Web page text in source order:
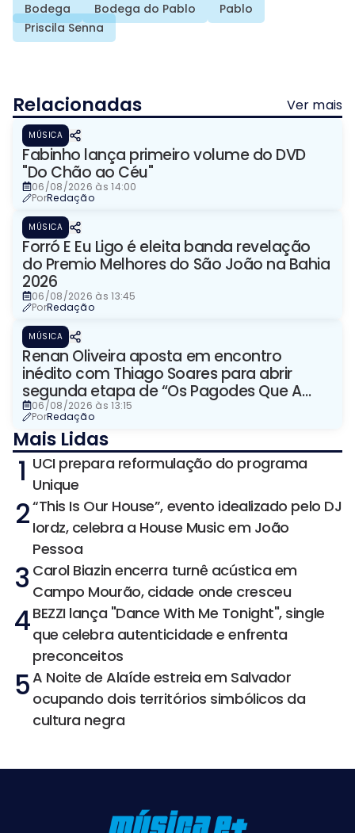
Bodega Bodega do Pablo
Pablo
Priscila Senna
Relacionadas Ver mais
MÚSICA
Fabinho lança primeiro volume do DVD
"Do Chão ao Céu"
06/08/2026 às 14:00
PorRedação
MÚSICA
Forró E Eu Ligo é eleita banda revelação
do Premio Melhores do São João na Bahia
2026
06/08/2026 às 13:45
PorRedação
MÚSICA
Renan Oliveira aposta em encontro
inédito com Thiago Soares para abrir
segunda etapa de “Os Pagodes Que A
Gente Gosta”
06/08/2026 às 13:15
PorRedação
Mais Lidas
1 UCI prepara reformulação do programa
Unique
2“This Is Our House”, evento idealizado pelo DJ
Iordz, celebra a House Music em João
Pessoa
3 Carol Biazin encerra turnê acústica em
Campo Mourão, cidade onde cresceu
4BEZZI lança "Dance With Me Tonight", single
que celebra autenticidade e enfrenta
preconceitos
5A Noite de Alaíde estreia em Salvador
ocupando dois territórios simbólicos da
cultura negra